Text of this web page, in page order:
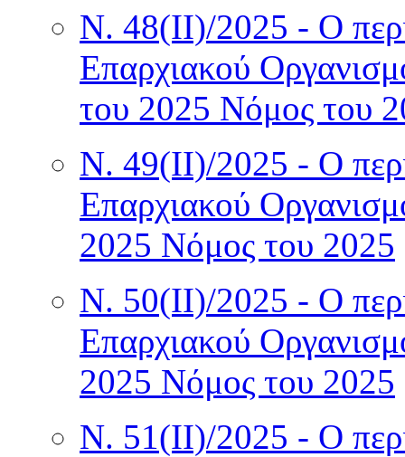
Ν. 48(II)/2025 - Ο
Επαρχιακού
του 2025 Νόμος του
Ν. 49(II)/2025 - Ο
Επαρχιακού
2025 Νόμος του 2025
Ν. 50(II)/2025 - Ο
Επαρχιακού
2025 Νόμος του 2025
Ν. 51(II)/2025 - Ο